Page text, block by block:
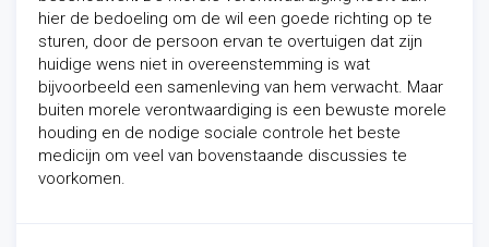
hier de bedoeling om de wil een goede richting op te
sturen, door de persoon ervan te overtuigen dat zijn
huidige wens niet in overeenstemming is wat
bijvoorbeeld een samenleving van hem verwacht. Maar
buiten morele verontwaardiging is een bewuste morele
houding en de nodige sociale controle het beste
medicijn om veel van bovenstaande discussies te
voorkomen.